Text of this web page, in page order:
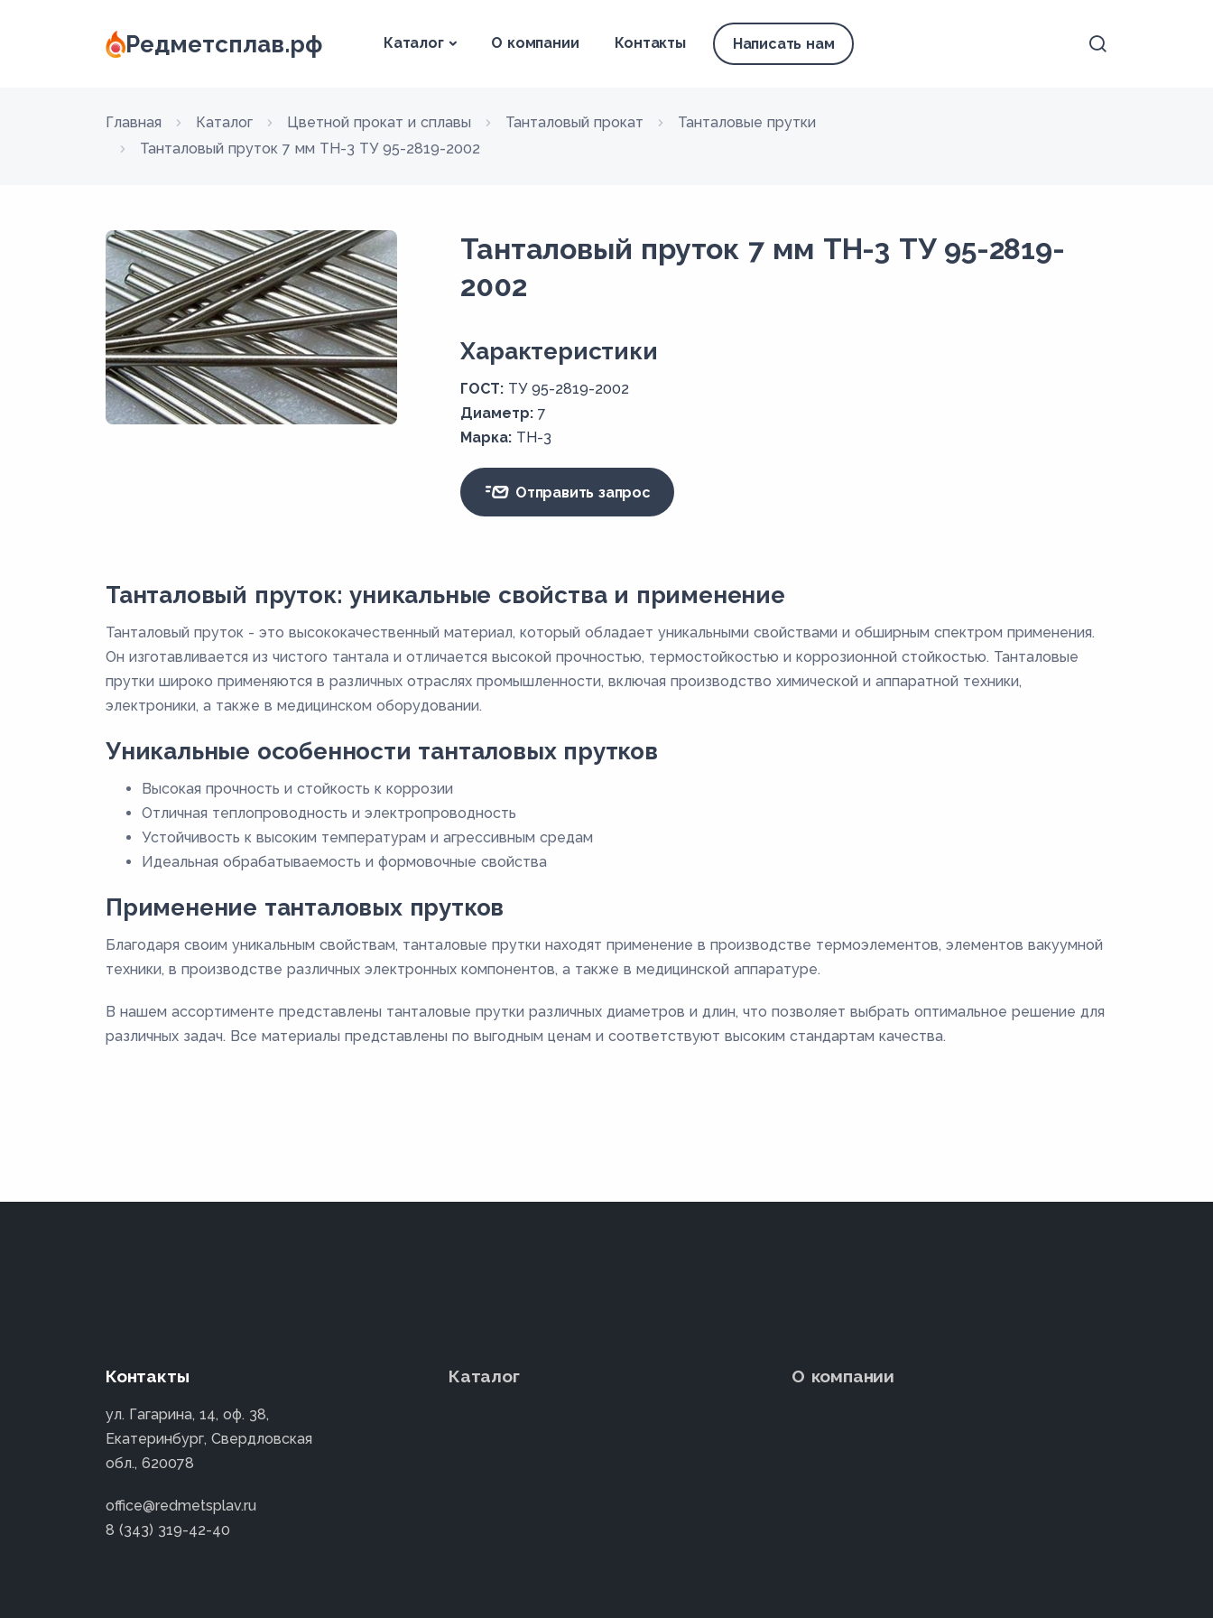
Редметсплав.рф Каталог О компании Контакты Написать нам
Главная Каталог Цветной прокат и сплавы Танталовый прокат
Танталовые прутки
Танталовый пруток 7 мм ТН-3 ТУ 95-2819-2002
Танталовый пруток 7 мм ТН-3 ТУ 95-2819-
2002
Xарактеристики
ГОСТ: ТУ 95-2819-2002
Диаметр: 7
Марка: ТН-3
Отправить запрос
Танталовый пруток: уникальные свойства и применение
Танталовый пруток - это высококачественный материал, который обладает уникальными свойствами и обширным спектром применения.
Он изготавливается из чистого тантала и отличается высокой прочностью, термостойкостью и коррозионной стойкостью. Танталовые
прутки широко применяются в различных отраслях промышленности, включая производство химической и аппаратной техники,
электроники, а также в медицинском оборудовании.
Уникальные особенности танталовых прутков
Высокая прочность и стойкость к коррозии
Отличная теплопроводность и электропроводность
Устойчивость к высоким температурам и агрессивным средам
Идеальная обрабатываемость и формовочные свойства
Применение танталовых прутков
Благодаря своим уникальным свойствам, танталовые прутки находят применение в производстве термоэлементов, элементов вакуумной
техники, в производстве различных электронных компонентов, а также в медицинской аппаратуре.
В нашем ассортименте представлены танталовые прутки различных диаметров и длин, что позволяет выбрать оптимальное решение для
различных задач. Все материалы представлены по выгодным ценам и соответствуют высоким стандартам качества.
Контакты
ул. Гагарина, 14, оф. 38,
Екатеринбург, Свердловская
обл., 620078
office@redmetsplav.ru
8 (343) 319-42-40
Каталог О компании